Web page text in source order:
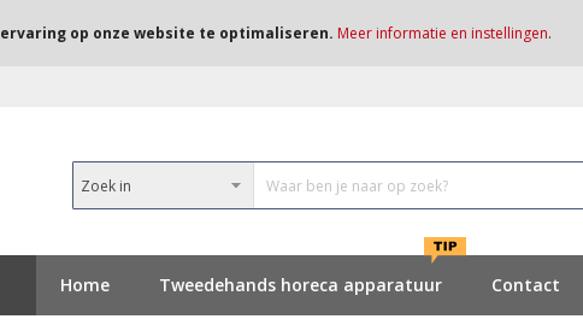
op onze website te optimaliseren. Meer informatie en instellingen.
Home Tweedehands horeca apparatuur Contact